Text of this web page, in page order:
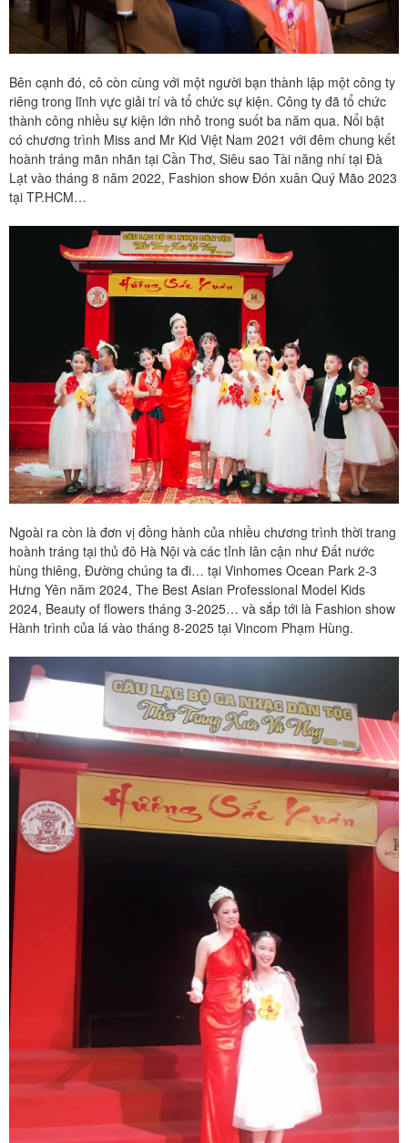
Bên cạnh đó, cô còn cùng với một người bạn thành lập một công ty
riêng trong lĩnh vực giải trí và tổ chức sự kiện. Công ty đã tổ chức
thành công nhiều sự kiện lớn nhỏ trong suốt ba năm qua. Nổi bật
có chương trình Miss and Mr Kid Việt Nam 2021 với đêm chung kết
hoành tráng mãn nhãn tại Cần Thơ, Siêu sao Tài năng nhí tại Đà
Lạt vào tháng 8 năm 2022, Fashion show Đón xuân Quý Mão 2023
tại TP.HCM…
Ngoài ra còn là đơn vị đồng hành của nhiều chương trình thời trang
hoành tráng tại thủ đô Hà Nội và các tỉnh lân cận như Đất nước
hùng thiêng, Đường chúng ta đi… tại Vinhomes Ocean Park 2-3
Hưng Yên năm 2024, The Best Asian Professional Model Kids
2024, Beauty of flowers tháng 3-2025… và sắp tới là Fashion show
Hành trình của lá vào tháng 8-2025 tại Vincom Phạm Hùng.